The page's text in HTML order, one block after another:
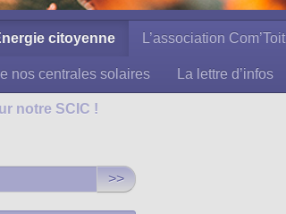
citoyenne L’association Com’Toit
nos centrales solaires La lettre d’infos
notre SCIC !
>>